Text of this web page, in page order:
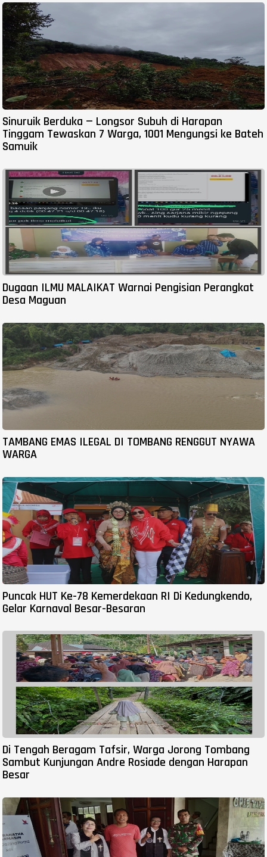
Sinuruik Berduka — Longsor Subuh di Harapan
Tinggam Tewaskan 7 Warga, 1001 Mengungsi ke Bateh
Samuik
Dugaan ILMU MALAIKAT Warnai Pengisian Perangkat
Desa Maguan
TAMBANG EMAS ILEGAL DI TOMBANG RENGGUT NYAWA
WARGA
Puncak HUT Ke-78 Kemerdekaan RI Di Kedungkendo,
Gelar Karnaval Besar-Besaran
Di Tengah Beragam Tafsir, Warga Jorong Tombang
Sambut Kunjungan Andre Rosiade dengan Harapan
Besar